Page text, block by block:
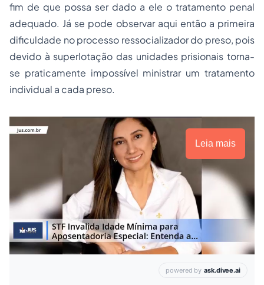
fim de que possa ser dado a ele o tratamento penal
adequado. Já se pode observar aqui então a primeira
dificuldade no processo ressocializador do preso, pois
devido à superlotação das unidades prisionais torna-
se praticamente impossível ministrar um tratamento
individual a cada preso.
Leia mais